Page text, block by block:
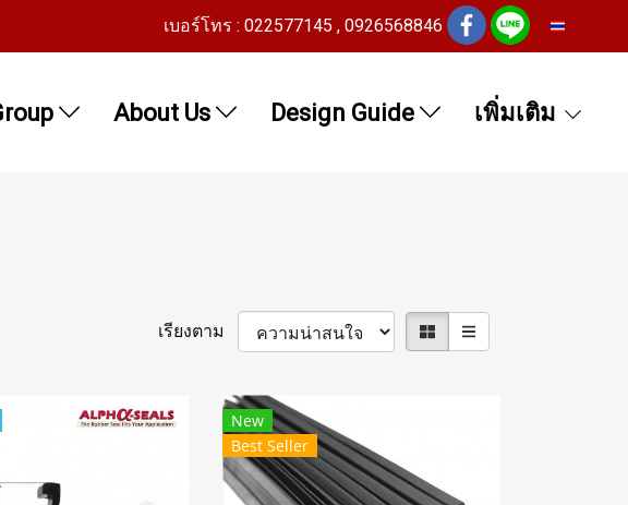
เบอร์โทร : 022577145 , 0926568846
About Us Design Guide เพิ่มเติม
เรียงตาม
New
Best Seller